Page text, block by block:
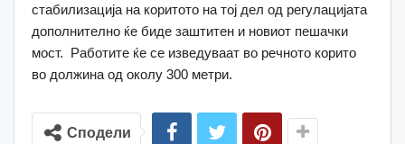
стабилизација на коритото на тој дел од регулацијата
дополнително ќе биде заштитен и новиот пешачки
мост. Работите ќе се изведуваат во речното корито
во должина од околу 300 метри.
Сподели